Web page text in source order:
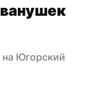
Югорский